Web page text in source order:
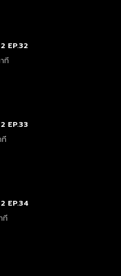
EP.32
ที
EP.33
ที
EP.34
ที